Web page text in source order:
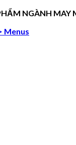
NGÀNH MAY
Menus